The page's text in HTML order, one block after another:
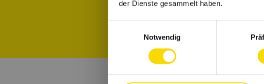
der Dienste gesammelt haben.
Notwendig